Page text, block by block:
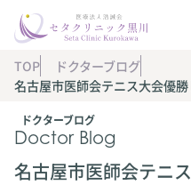
ドクターブログ
Doctor Blog
TOP
ドクターブログ
名古屋市医師会テニス大会優勝
名古屋市医師会テニ